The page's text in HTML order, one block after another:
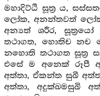
මහාදිට්ඨි සූත්‍ර ය,
ලෝක, අනන්තවත් ලෝක,
අන්‍යත් ශරීර,
තථාගත, හොතිච නච
නහොති තථාගත සූත්‍ර
එසේ ම අනෙක් රූපී
අත්තා, ඒකන්ත සුඛී
අත්තා, අදුක්ඛමසුඛි